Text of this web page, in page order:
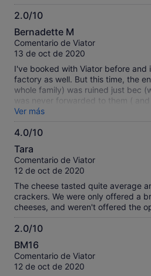
2.0/10
2.0
sobre
10
Bernadette M
Comentario de Viator
13 de oct de 2020
I've booked with Viator before and
factory as well. But this time, the
whole family) was ruined just bec
was never forwarded to them (
it better too)... what's worse, I've
kids, not realising I was only
prepared only 4 for 6 people! What
Ver más
4.0/10
4.0
sobre
10
Tara
Comentario de Viator
12 de oct de 2020
The cheese tasted quite average
crackers. We were only offered a
cheeses, and weren't offered the
2.0/10
2.0
sobre
10
BM16
Comentario de Viator
12 de oct de 2020